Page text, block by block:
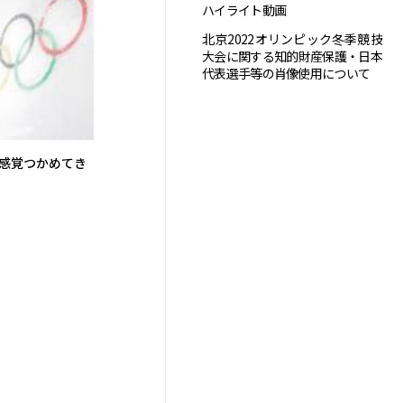
覚つかめてき
ハイライト動画
北京2022オリンピック冬季競技
大会に関する知的財産保護・日本
代表選手等の肖像使用について